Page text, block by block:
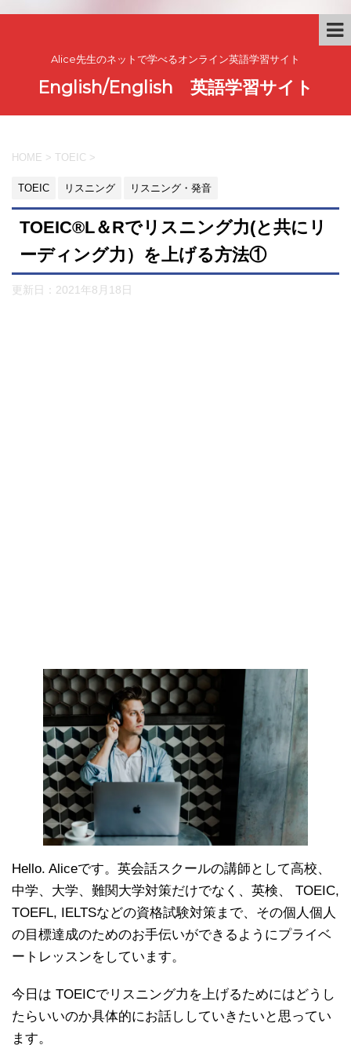
Alice先生のネットで学べるオンライン英語学習サイト
English/English 英語学習サイト
HOME > TOEIC >
TOEIC リスニング リスニング・発音
TOEIC®︎L＆Rでリスニング力(と共にリ
ーディング力）を上げる方法①
更新日： 2021年8月18日
Hello. Aliceです。英会話スクールの講師として高校、
中学、大学、難関大学対策だけでなく、英検、 TOEIC,
TOEFL, IELTSなどの資格試験対策まで、その個人個人
の目標達成のためのお手伝いができるようにプライベ
ートレッスンをしています。
今日は TOEICでリスニング力を上げるためにはどうし
たらいいのか具体的にお話ししていきたいと思ってい
ます。